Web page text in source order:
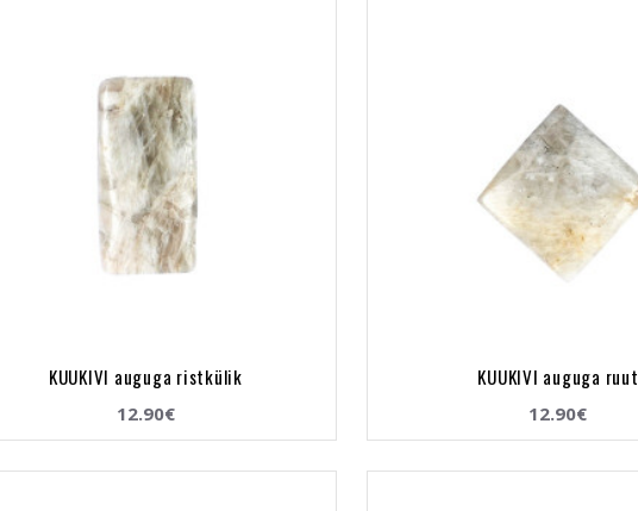
KUUKIVI auguga ristkülik
12.90€
KUUKIVI auguga ruut
12.90€